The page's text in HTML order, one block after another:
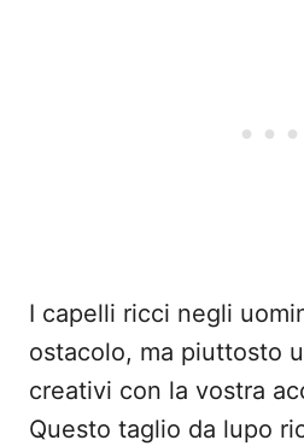
I capelli ricci negli
ostacolo, ma piuttosto
creativi con la vostra
Questo taglio da lupo